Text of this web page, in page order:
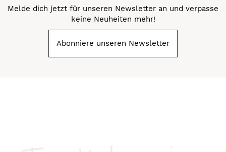
Melde dich jetzt für unseren Newsletter an und verpasse
keine Neuheiten mehr!
Abonniere unseren Newsletter